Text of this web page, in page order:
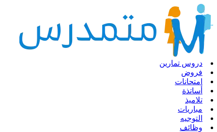
دروس تمارين
فروض
امتحانات
أساتذة
تلاميذ
مباريات
التوجيه
وظائف